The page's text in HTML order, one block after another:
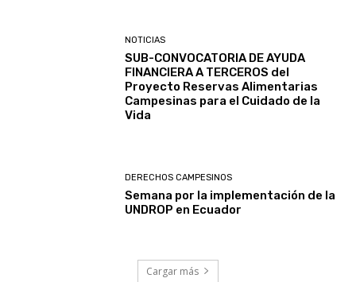
NOTICIAS
SUB-CONVOCATORIA DE AYUDA
FINANCIERA A TERCEROS del
Proyecto Reservas Alimentarias
Campesinas para el Cuidado de la
Vida
DERECHOS CAMPESINOS
Semana por la implementación de la
UNDROP en Ecuador
Cargar más